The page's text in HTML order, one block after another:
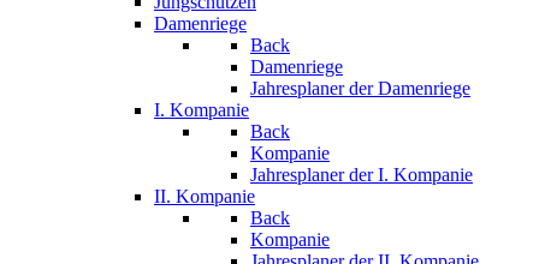
Damenriege
Back
Damenriege
Jahresplaner der Damenriege
I. Kompanie
Back
Kompanie
Jahresplaner der I. Kompanie
II. Kompanie
Back
Kompanie